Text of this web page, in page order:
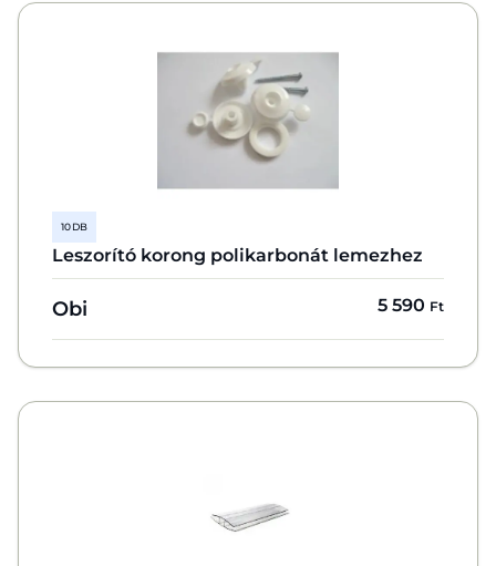
10 DB
Leszorító korong polikarbonát lemezhez
Obi 5 590 Ft